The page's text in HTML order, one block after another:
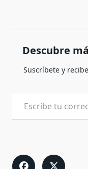
Descubre
Suscríbete y